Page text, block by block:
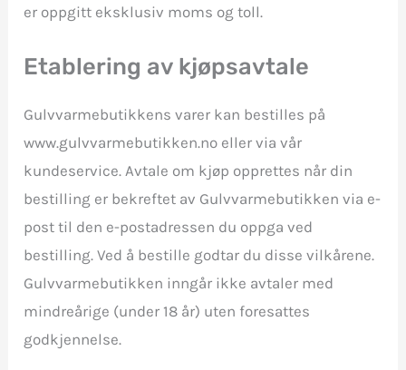
er oppgitt eksklusiv moms og toll.
Etablering av kjøpsavtale
Gulvvarmebutikkens varer kan bestilles på
www.gulvvarmebutikken.no eller via vår
kundeservice. Avtale om kjøp opprettes når din
bestilling er bekreftet av Gulvvarmebutikken via e-
post til den e-postadressen du oppga ved
bestilling. Ved å bestille godtar du disse vilkårene.
Gulvvarmebutikken inngår ikke avtaler med
mindreårige (under 18 år) uten foresattes
godkjennelse.